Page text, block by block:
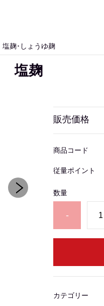
塩麹･しょうゆ麹
塩麹
販売価格
商品コード
従量ポイント
数量
-
カテゴリー